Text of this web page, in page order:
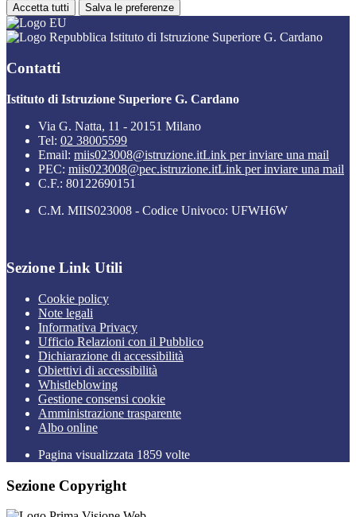
Accetta tutti Salva le preferenze
Istituto di Istruzione Superiore G. Cardano
Contatti
Istituto di Istruzione Superiore G. Cardano
Via G. Natta, 11 - 20151 Milano
Tel: 02 38005599
Email: miis023008@istruzione.itLink per inviare una mail
PEC: miis023008@pec.istruzione.itLink per inviare una mail
C.F.: 80122690151
C.M. MIIS023008 - Codice Univoco: UFWH6W
Sezione Link Utili
Cookie policy
Note legali
Informativa Privacy
Ufficio Relazioni con il Pubblico
Dichiarazione di accessibilità
Obiettivi di accessibilità
Whistleblowing
Gestione consensi cookie
Amministrazione trasparente
Albo online
Pagina visualizzata 1859 volte
Sezione Copyright